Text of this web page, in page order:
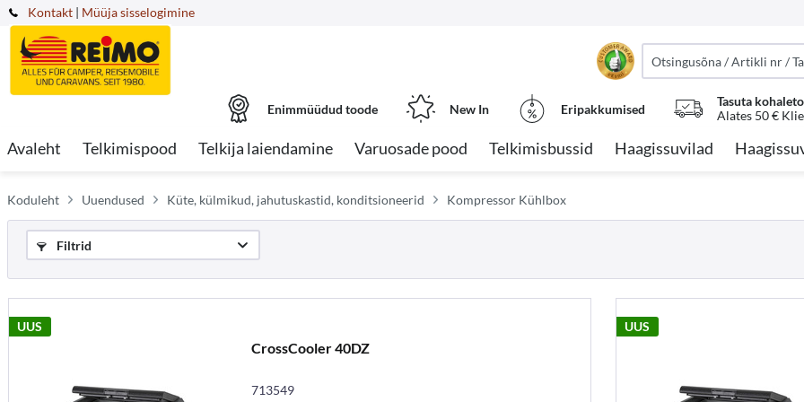
Kontakt | Müüja sisselogimine
Enimmüüdud toode New In Eripakkumised
Tasuta
Alates 50 €
Avaleht Telkimispood Telkija laiendamine Varuosade pood Telkimisbussid Haagissuvilad
Koduleht Uuendused Küte, külmikud, jahutuskastid, konditsioneerid Kompressor Kühlbox
Filtrid
UUS
CrossCooler 40DZ
713549
UUS